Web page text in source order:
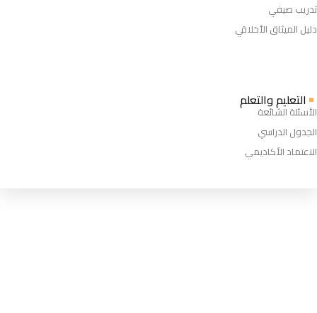
تدريب صيفي
دليل الميثاق الأخلاقي
التعليم والتعلم
الأسئلة الشائعة
الجدول الدراسي
الاعتماد الأكاديمي